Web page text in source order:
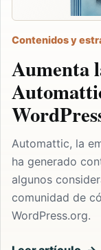
Contenidos y
Aumenta
Automattic, la
ha generado
algunos
comunidad de
WordPress.org.